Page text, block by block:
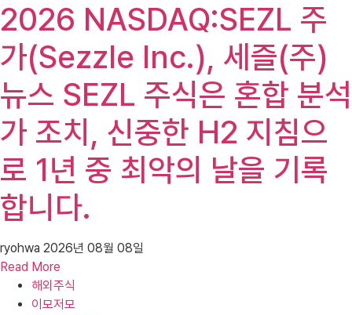
2026 NASDAQ:SEZL 주
가(Sezzle Inc.), 세즐(주)
뉴스 SEZL 주식은 혼합 분석
가 조치, 신중한 H2 지침으
로 1년 중 최악의 날을 기록
합니다.
ryohwa 2026년 08월 08일
Read More
해외주식
이모저모